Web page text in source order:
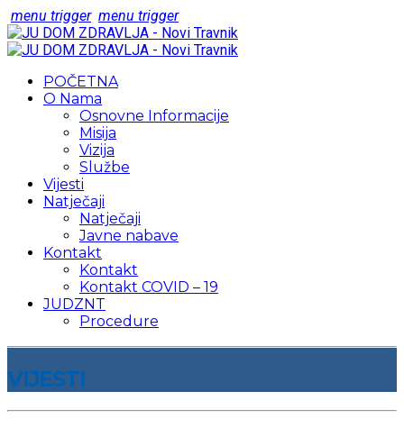
menu trigger menu trigger
POČETNA
O Nama
Osnovne Informacije
Misija
Vizija
Službe
Vijesti
Natječaji
Natječaji
Javne nabave
Kontakt
Kontakt
Kontakt COVID – 19
JUDZNT
Procedure
VIJESTI